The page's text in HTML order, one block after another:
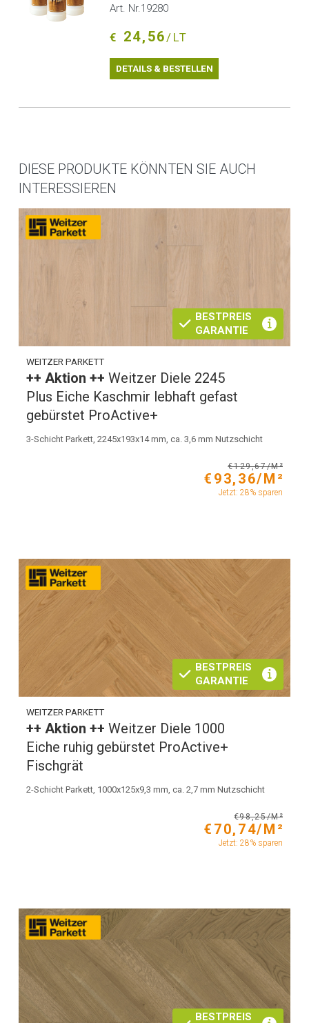
Art. Nr.19280
€ 24,56/LT
DETAILS & BESTELLEN
DIESE PRODUKTE KÖNNTEN SIE AUCH
INTERESSIEREN
BESTPREIS
GARANTIE
WEITZER PARKETT
++ Aktion ++Weitzer Diele 2245
Plus Eiche Kaschmir lebhaft gefast
gebürstet ProActive+
3-Schicht Parkett, 2245x193x14 mm, ca. 3,6 mm Nutzschicht
€129,67/M²
€93,36/M²
Jetzt: 28% sparen
BESTPREIS
GARANTIE
WEITZER PARKETT
++ Aktion ++Weitzer Diele 1000
Eiche ruhig gebürstet ProActive+
Fischgrät
2-Schicht Parkett, 1000x125x9,3 mm, ca. 2,7 mm Nutzschicht
€98,25/M²
€70,74/M²
Jetzt: 28% sparen
BESTPREIS